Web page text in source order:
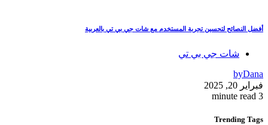
أفضل النصائح لتحسين تجربة المستخدم مع شات جي بي تي بالعربية
شات جي بي تي
byDana
فبراير 20, 2025
3 minute read
Trending Tags